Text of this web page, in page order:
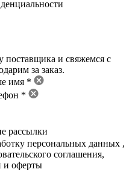
и свяжемся с
за заказ.
имя *
*
рассылки
персональных данных ,
соглашения,
и оферты